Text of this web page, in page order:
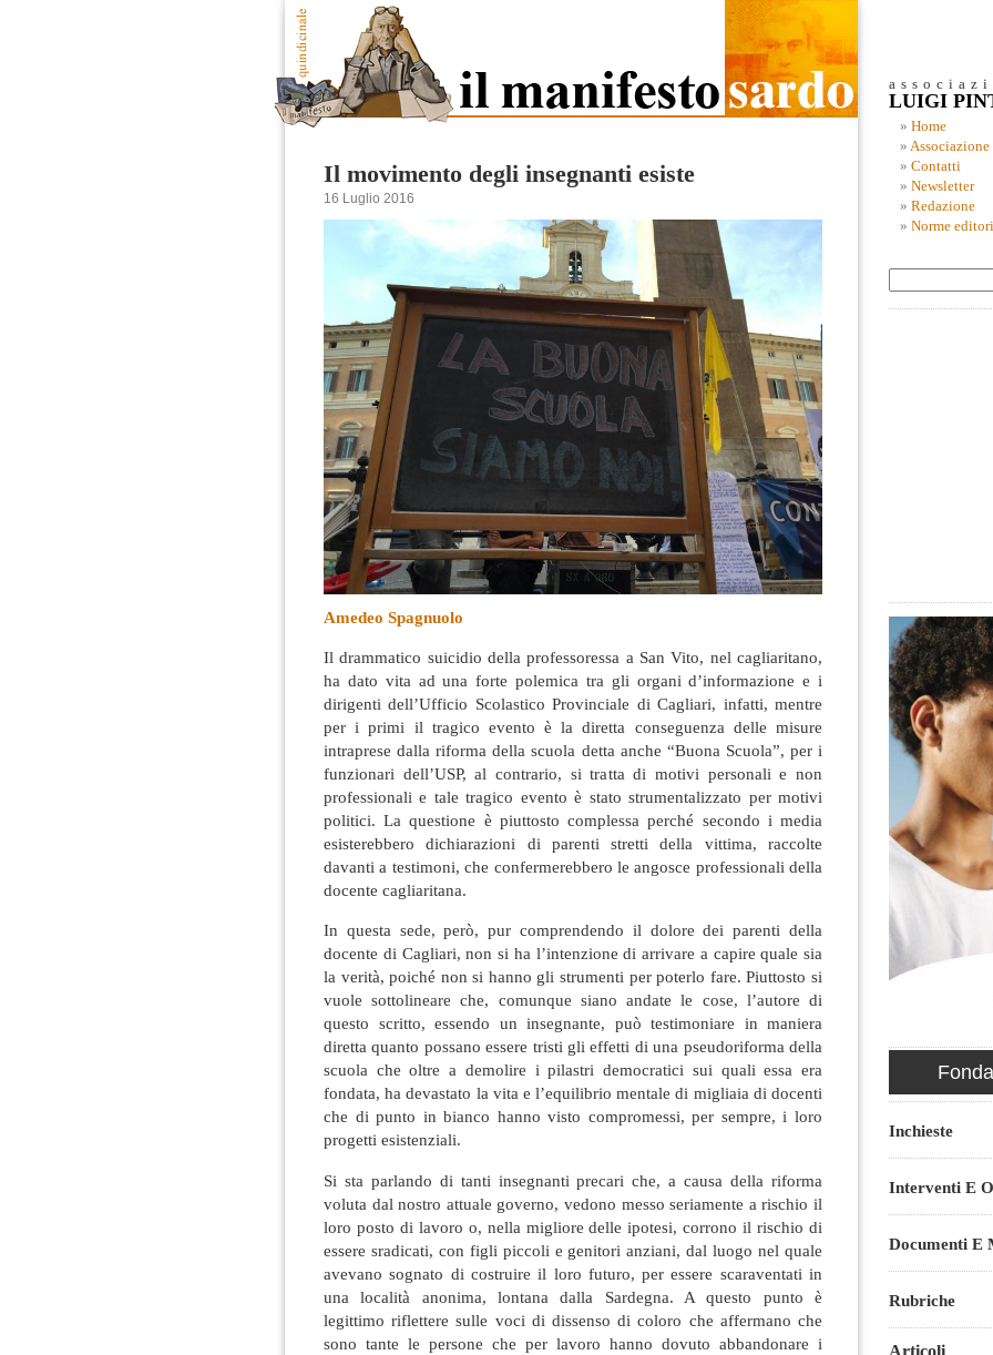
Il movimento degli insegnanti esiste
16 Luglio 2016
Amedeo Spagnuolo
Il drammatico suicidio della professoressa a San Vito, nel cagliaritano,
ha dato vita ad una forte polemica tra gli organi d’informazione e i
dirigenti dell’Ufficio Scolastico Provinciale di Cagliari, infatti, mentre
per i primi il tragico evento è la diretta conseguenza delle misure
intraprese dalla riforma della scuola detta anche “Buona Scuola”, per i
funzionari dell’USP, al contrario, si tratta di motivi personali e non
professionali e tale tragico evento è stato strumentalizzato per motivi
politici. La questione è piuttosto complessa perché secondo i media
esisterebbero dichiarazioni di parenti stretti della vittima, raccolte
davanti a testimoni, che confermerebbero le angosce professionali della
docente cagliaritana.
In questa sede, però, pur comprendendo il dolore dei parenti della
docente di Cagliari, non si ha l’intenzione di arrivare a capire quale sia
la verità, poiché non si hanno gli strumenti per poterlo fare. Piuttosto si
vuole sottolineare che, comunque siano andate le cose, l’autore di
questo scritto, essendo un insegnante, può testimoniare in maniera
diretta quanto possano essere tristi gli effetti di una pseudoriforma della
scuola che oltre a demolire i pilastri democratici sui quali essa era
fondata, ha devastato la vita e l’equilibrio mentale di migliaia di docenti
che di punto in bianco hanno visto compromessi, per sempre, i loro
progetti esistenziali.
Si sta parlando di tanti insegnanti precari che, a causa della riforma
voluta dal nostro attuale governo, vedono messo seriamente a rischio il
loro posto di lavoro o, nella migliore delle ipotesi, corrono il rischio di
essere sradicati, con figli piccoli e genitori anziani, dal luogo nel quale
avevano sognato di costruire il loro futuro, per essere scaraventati in
una località anonima, lontana dalla Sardegna. A questo punto è
legittimo riflettere sulle voci di dissenso di coloro che affermano che
sono tante le persone che per lavoro hanno dovuto abbandonare i
LUIGI
Home
Associazione
Contatti
Newsletter
Redazione
Norme
Inchieste
Interventi E
Documenti E
Rubriche
Articoli